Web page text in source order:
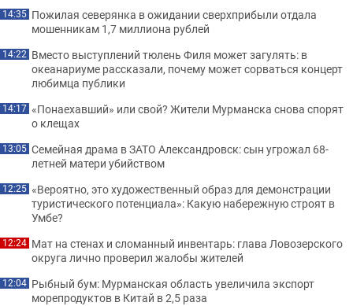
14:35 Пожилая северянка в ожидании сверхприбыли отдала
мошенникам 1,7 миллиона рублей
14:22 Вместо выступлений тюлень Филя может загулять: в
океанариуме рассказали, почему может сорваться концерт
любимца публики
14:17 «Понаехавший» или свой? Жители Мурманска снова спорят
о клещах
13:05 Семейная драма в ЗАТО Александровск: сын угрожал 68-
летней матери убийством
12:25 «Вероятно, это художественный образ для демонстрации
туристического потенциала»: Какую набережную строят в
Умбе?
12:24 Мат на стенах и сломанный инвентарь: глава Ловозерского
округа лично проверил жалобы жителей
12:04 Рыбный бум: Мурманская область увеличила экспорт
морепродуктов в Китай в 2,5 раза